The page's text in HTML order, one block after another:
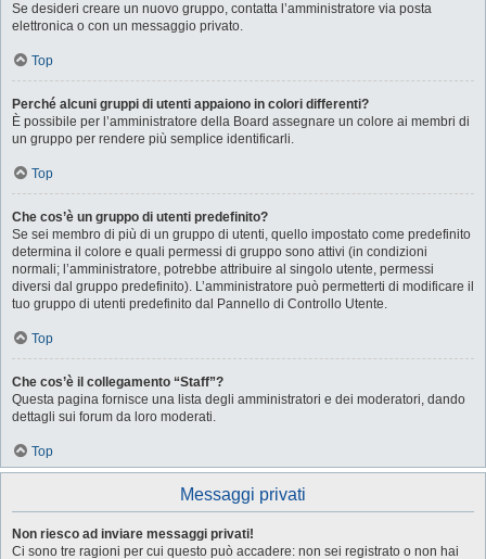
Se desideri creare un nuovo gruppo, contatta l’amministratore via posta
elettronica o con un messaggio privato.
Top
Perché alcuni gruppi di utenti appaiono in colori differenti?
È possibile per l’amministratore della Board assegnare un colore ai membri di
un gruppo per rendere più semplice identificarli.
Top
Che cos’è un gruppo di utenti predefinito?
Se sei membro di più di un gruppo di utenti, quello impostato come predefinito
determina il colore e quali permessi di gruppo sono attivi (in condizioni
normali; l’amministratore, potrebbe attribuire al singolo utente, permessi
diversi dal gruppo predefinito). L’amministratore può permetterti di modificare il
tuo gruppo di utenti predefinito dal Pannello di Controllo Utente.
Top
Che cos’è il collegamento “Staff”?
Questa pagina fornisce una lista degli amministratori e dei moderatori, dando
dettagli sui forum da loro moderati.
Top
Messaggi privati
Non riesco ad inviare messaggi privati!
Ci sono tre ragioni per cui questo può accadere: non sei registrato o non hai